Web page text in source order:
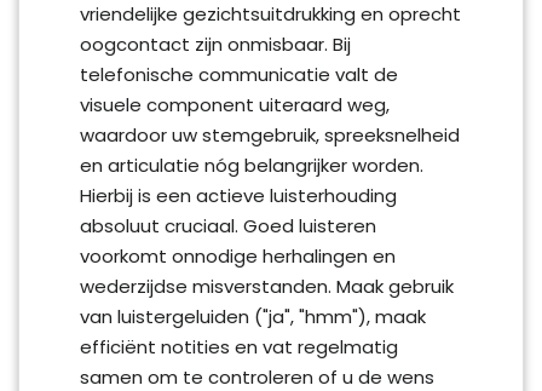
vriendelijke gezichtsuitdrukking en oprecht
oogcontact zijn onmisbaar. Bij
telefonische communicatie valt de
visuele component uiteraard weg,
waardoor uw stemgebruik, spreeksnelheid
en articulatie nóg belangrijker worden.
Hierbij is een actieve luisterhouding
absoluut cruciaal. Goed luisteren
voorkomt onnodige herhalingen en
wederzijdse misverstanden. Maak gebruik
van luistergeluiden ("ja", "hmm"), maak
efficiënt notities en vat regelmatig
samen om te controleren of u de wens